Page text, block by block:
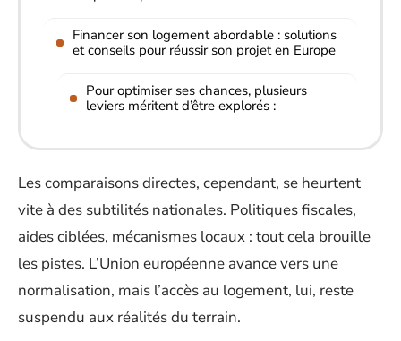
Financer son logement abordable : solutions
et conseils pour réussir son projet en Europe
Pour optimiser ses chances, plusieurs
leviers méritent d’être explorés :
Les comparaisons directes, cependant, se heurtent
vite à des subtilités nationales. Politiques fiscales,
aides ciblées, mécanismes locaux : tout cela brouille
les pistes. L’Union européenne avance vers une
normalisation, mais l’accès au logement, lui, reste
suspendu aux réalités du terrain.